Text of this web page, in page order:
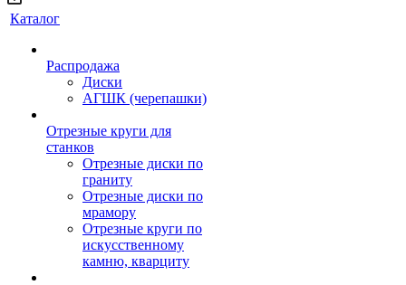
Каталог
Распродажа
Диски
АГШК (черепашки)
Отрезные круги для
станков
Отрезные диски по
граниту
Отрезные диски по
мрамору
Отрезные круги по
искусственному
камню, кварциту